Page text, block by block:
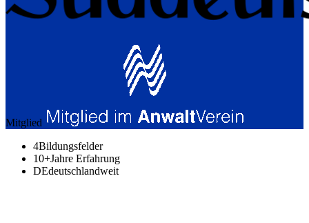
Mitglied
4Bildungsfelder
10+Jahre Erfahrung
DEdeutschlandweit